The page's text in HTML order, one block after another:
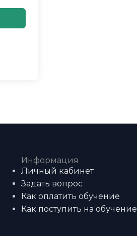
Информация
Личный кабинет
Задать вопрос
Как оплатить обучение
Как поступить на обучение